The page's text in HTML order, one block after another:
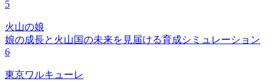
5
火山の娘
娘の成長と火山国の未来を見届ける育成シミュレーション
6
東京ワルキューレ